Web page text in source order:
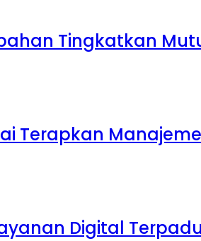
Tingkatkan
Terapkan
Digital